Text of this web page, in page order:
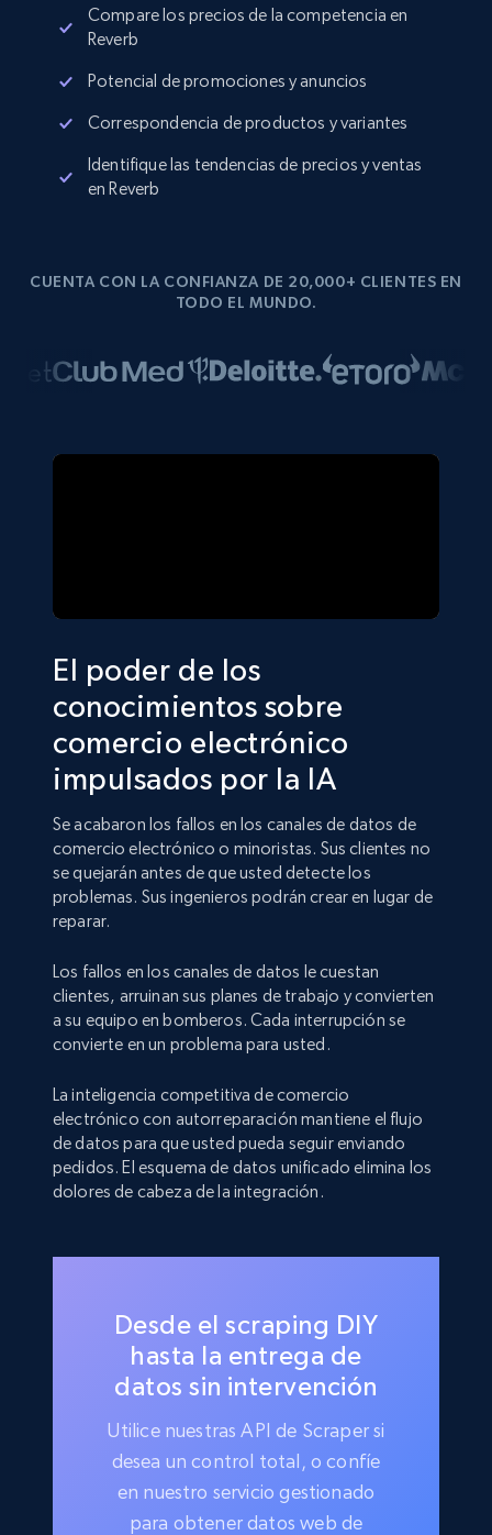
Compare los precios de la competencia en
Reverb
Potencial de promociones y anuncios
Correspondencia de productos y variantes
Identifique las tendencias de precios y ventas
en Reverb
CUENTA CON LA CONFIANZA DE 20,000+ CLIENTES EN
TODO EL MUNDO.
El poder de los
conocimientos sobre
comercio electrónico
impulsados por la IA
Se acabaron los fallos en los canales de datos de
comercio electrónico o minoristas. Sus clientes no
se quejarán antes de que usted detecte los
problemas. Sus ingenieros podrán crear en lugar de
reparar.
Los fallos en los canales de datos le cuestan
clientes, arruinan sus planes de trabajo y convierten
a su equipo en bomberos. Cada interrupción se
convierte en un problema para usted.
La inteligencia competitiva de comercio
electrónico con autorreparación mantiene el flujo
de datos para que usted pueda seguir enviando
pedidos. El esquema de datos unificado elimina los
dolores de cabeza de la integración.
Desde el scraping DIY
hasta la entrega de
datos sin intervención
Utilice nuestras API de Scraper si
desea un control total, o confíe
en nuestro servicio gestionado
para obtener datos web de